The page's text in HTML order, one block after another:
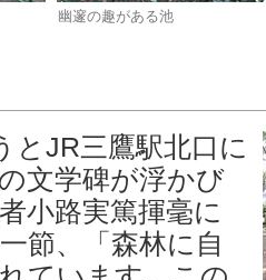
幽邃の趣がある池
とJR三鷹駅北口に
文学碑が浮かび
小路実篤揮毫に
節、「森林に自